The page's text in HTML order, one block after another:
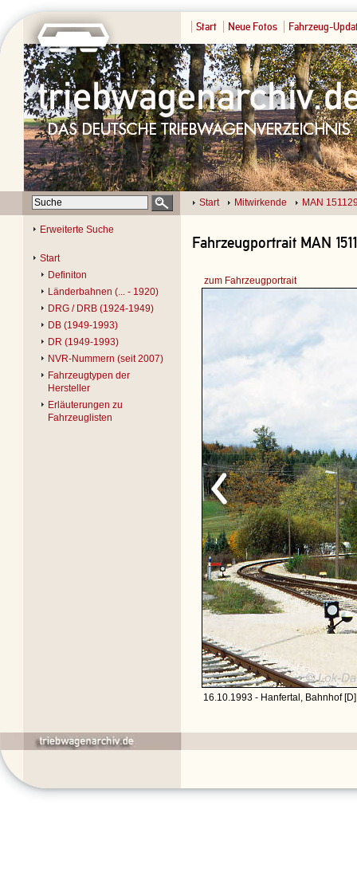
Start Neue Fotos Fahrzeug-
Start Mitwirkende MAN
Erweiterte Suche
Start
Definiton
Länderbahnen (... - 1920)
DRG / DRB (1924-1949)
DB (1949-1993)
DR (1949-1993)
NVR-Nummern (seit 2007)
Fahrzeugtypen der
Hersteller
Erläuterungen zu
Fahrzeuglisten
Fahrzeugportrait MAN
zum Fahrzeugportrait
16.10.1993 - Hanfertal, Bahnhof [D]